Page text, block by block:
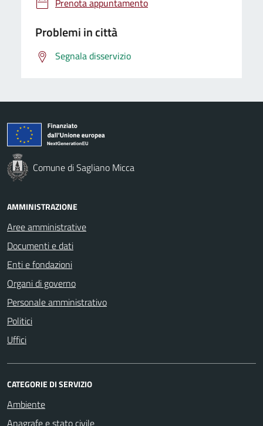
Problemi in città
Segnala disservizio
Comune di Sagliano Micca
AMMINISTRAZIONE
Aree amministrative
Documenti e dati
Enti e fondazioni
Organi di governo
Personale amministrativo
Politici
Uffici
CATEGORIE DI SERVIZIO
Ambiente
Anagrafe e stato civile